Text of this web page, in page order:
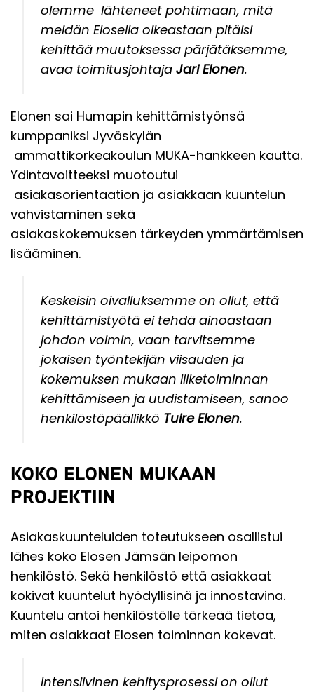
olemme lähteneet pohtimaan, mitä
meidän Elosella oikeastaan pitäisi
kehittää muutoksessa pärjätäksemme,
avaa toimitusjohtaja Jari Elonen.
Elonen sai Humapin kehittämistyönsä
kumppaniksi Jyväskylän
ammattikorkeakoulun MUKA-hankkeen kautta.
Ydintavoitteeksi muotoutui
asiakasorientaation ja asiakkaan kuuntelun
vahvistaminen sekä
asiakaskokemuksen tärkeyden ymmärtämisen
lisääminen.
Keskeisin oivalluksemme on ollut, että
kehittämistyötä ei tehdä ainoastaan
johdon voimin, vaan tarvitsemme
jokaisen työntekijän viisauden ja
kokemuksen mukaan liiketoiminnan
kehittämiseen ja uudistamiseen, sanoo
henkilöstöpäällikkö Tuire Elonen.
KOKO ELONEN MUKAAN
PROJEKTIIN
Asiakaskuunteluiden toteutukseen osallistui
lähes koko Elosen Jämsän leipomon
henkilöstö. Sekä henkilöstö että asiakkaat
kokivat kuuntelut hyödyllisinä ja innostavina.
Kuuntelu antoi henkilöstölle tärkeää tietoa,
miten asiakkaat Elosen toiminnan kokevat.
Intensiivinen kehitysprosessi on ollut